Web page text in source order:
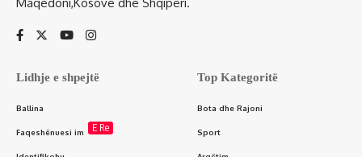
Lidhje e shpejtë
Ballina
Faqeshënuesi im E Re
Top Kategoritë
Bota dhe Rajoni
Sport